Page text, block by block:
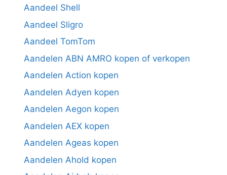
Aandeel Shell
Aandeel Sligro
Aandeel TomTom
Aandelen ABN AMRO kopen of verkopen
Aandelen Action kopen
Aandelen Adyen kopen
Aandelen Aegon kopen
Aandelen AEX kopen
Aandelen Ageas kopen
Aandelen Ahold kopen